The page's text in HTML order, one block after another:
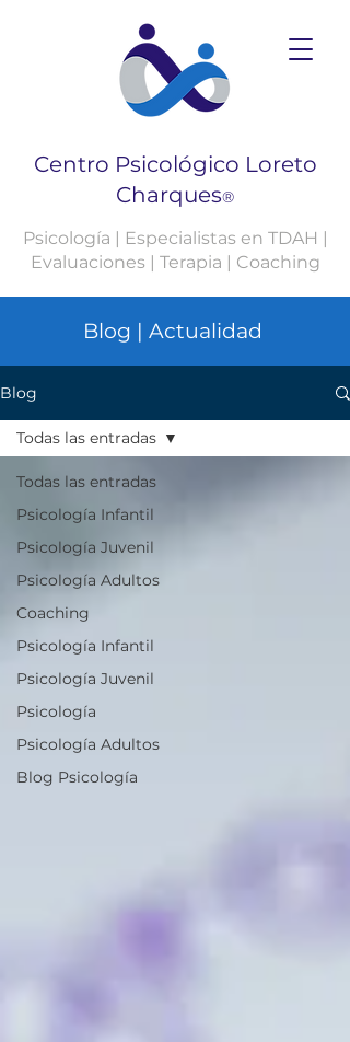
Centro Psicológico Loreto
Charques®
Psicología | Especialistas en TDAH |
Evaluaciones | Terapia | Coaching
Blog | Actualidad
Blog
Todas las entradas
Psicología Infantil
Psicología Juvenil
Psicología Adultos
Coaching
Psicología Infantil
Psicología Juvenil
Psicología
Psicología Adultos
Blog Psicología
Todas las entradas